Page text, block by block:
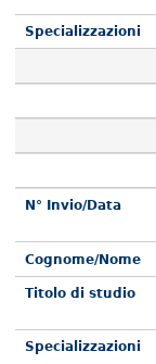
Specializzazioni
N° Invio/Data
Cognome/Nome
Titolo di studio
Specializzazioni